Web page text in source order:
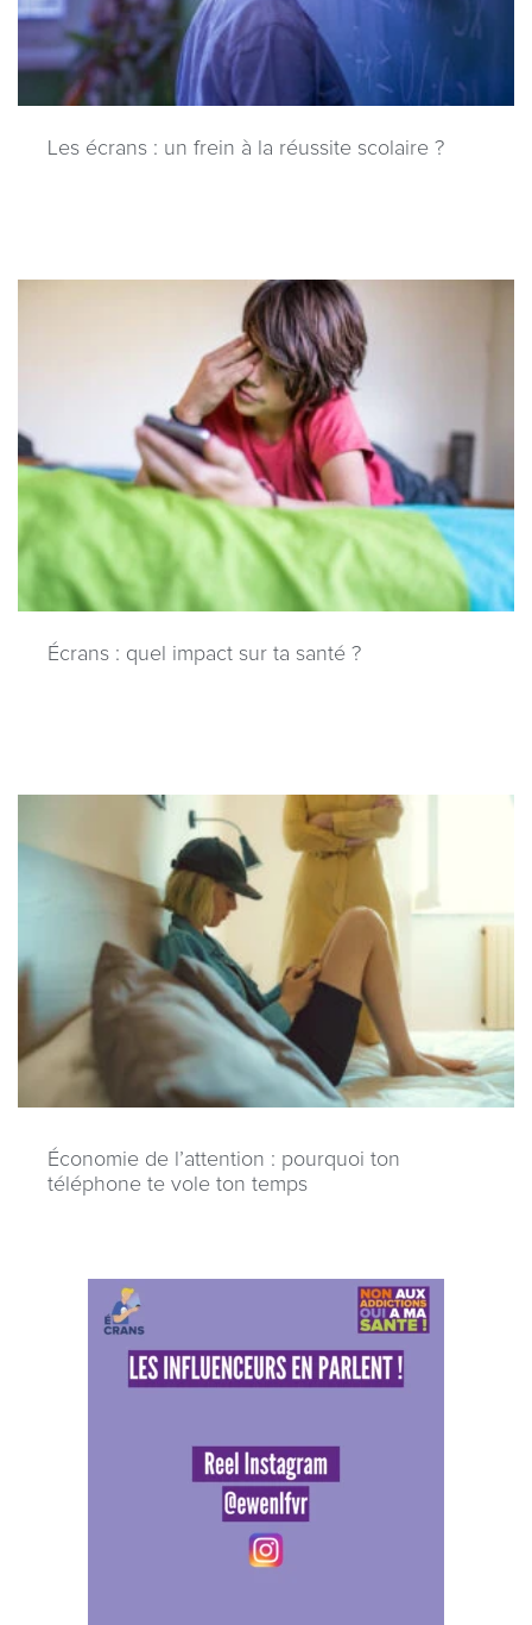
Les écrans : un frein à la réussite scolaire ?
Écrans : quel impact sur ta santé ?
Économie de l’attention : pourquoi ton
téléphone te vole ton temps